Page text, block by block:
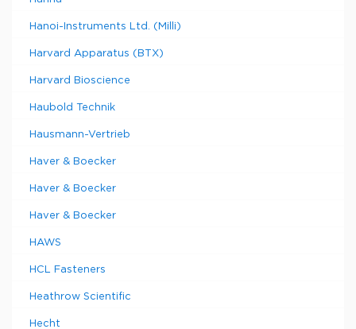
Hanoi-Instruments Ltd. (Milli)
Harvard Apparatus (BTX)
Harvard Bioscience
Haubold Technik
Hausmann-Vertrieb
Haver & Boecker
Haver & Boecker
Haver & Boecker
HAWS
HCL Fasteners
Heathrow Scientific
Hecht